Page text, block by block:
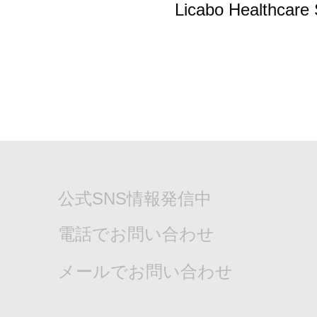
Licabo Healthcare
公式SNS情報発信中
電話でお問い合わせ
メールでお問い合わせ